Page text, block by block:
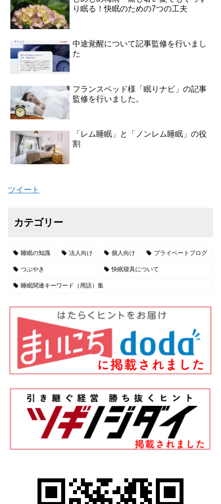
り眠る！快眠のための7つの工夫
中途覚醒について記事監修を行いまし
た
フランスベッド様「眠りナビ」の記事
監修を行いました。
「レム睡眠」と「ノンレム睡眠」の役
割
ツイート
カテゴリー
睡眠の知識 法人向け 個人向け プライベートブログ
つぶやき 快眠寝具について
睡眠関連キーワード（用語）集